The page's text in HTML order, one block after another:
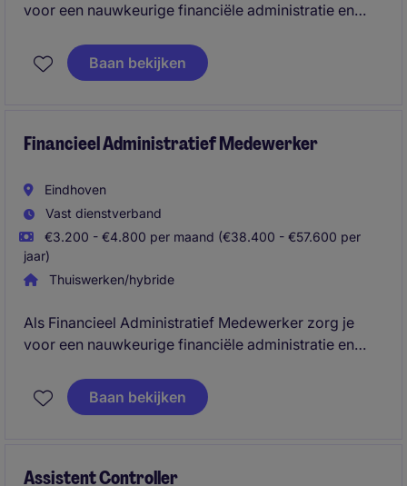
voor een nauwkeurige financiële administratie en
Je komt terecht in een professionele werkomgeving
waar je jezelf kunt ontwikkelen en een belangrijke
Baan bekijken
Financieel Administratief Medewerker
Eindhoven
Vast dienstverband
€3.200 - €4.800 per maand (€38.400 - €57.600 per
jaar)
Thuiswerken/hybride
Als Financieel Administratief Medewerker zorg je
voor een nauwkeurige financiële administratie en
Je komt terecht in een professionele werkomgeving
waar je jezelf kunt ontwikkelen en een belangrijke
Baan bekijken
Assistent Controller